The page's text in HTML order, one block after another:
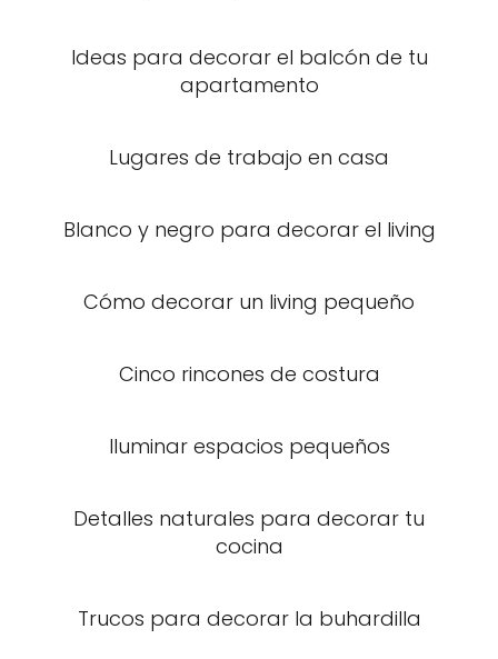
Ideas para decorar el balcón de tu
apartamento
Lugares de trabajo en casa
Blanco y negro para decorar el living
Cómo decorar un living pequeño
Cinco rincones de costura
Iluminar espacios pequeños
Detalles naturales para decorar tu
cocina
Trucos para decorar la buhardilla